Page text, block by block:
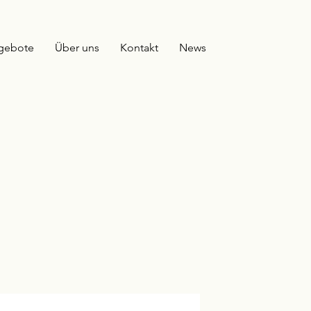
Über uns Kontakt News